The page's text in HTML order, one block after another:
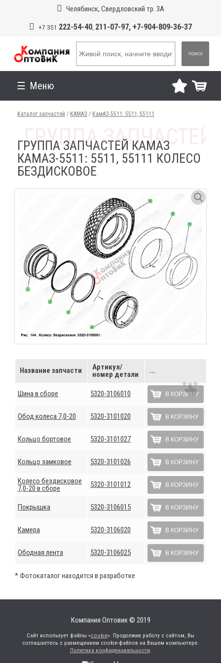
Челябинск, Свердловский тр. 3А
+7 351 222-54-40, 211-07-97, +7-904-809-36-37
ПОИСК
Меню
Каталог запчастей / КАМАЗ / КамАЗ-5511: 5511, 55111
ГРУППА ЗАПЧАСТЕЙ КАМАЗ
КАМАЗ-5511: 5511, 55111 КОЛЕСО
БЕЗДИСКОВОЕ
Название запчасти
Артикул/
номер детали
...
Шина в сборе 5320-3106010 В КОРЗИНУ
Обод колеса 7,0-20 5320-3101020 В КОРЗИНУ
Кольцо бортовое 5320-3101027 В КОРЗИНУ
Кольцо замковое 5320-3101026 В КОРЗИНУ
Колесо бездисковое
7,0-20 в сборе
5320-3101012 В КОРЗИНУ
Покрышка 5320-3106015 В КОРЗИНУ
Камера 5320-3106020 В КОРЗИНУ
Ободная лента 5320-3106025 В КОРЗИНУ
* Фотокаталог находится в разработке
Компания Оптовик © 2019
Сайт использует файлы «cookie». Продолжив работу с сайтом, Вы
соглашаетесь с размещением cookie-файлов на Вашем компьютере.
Политика конфиденциальности